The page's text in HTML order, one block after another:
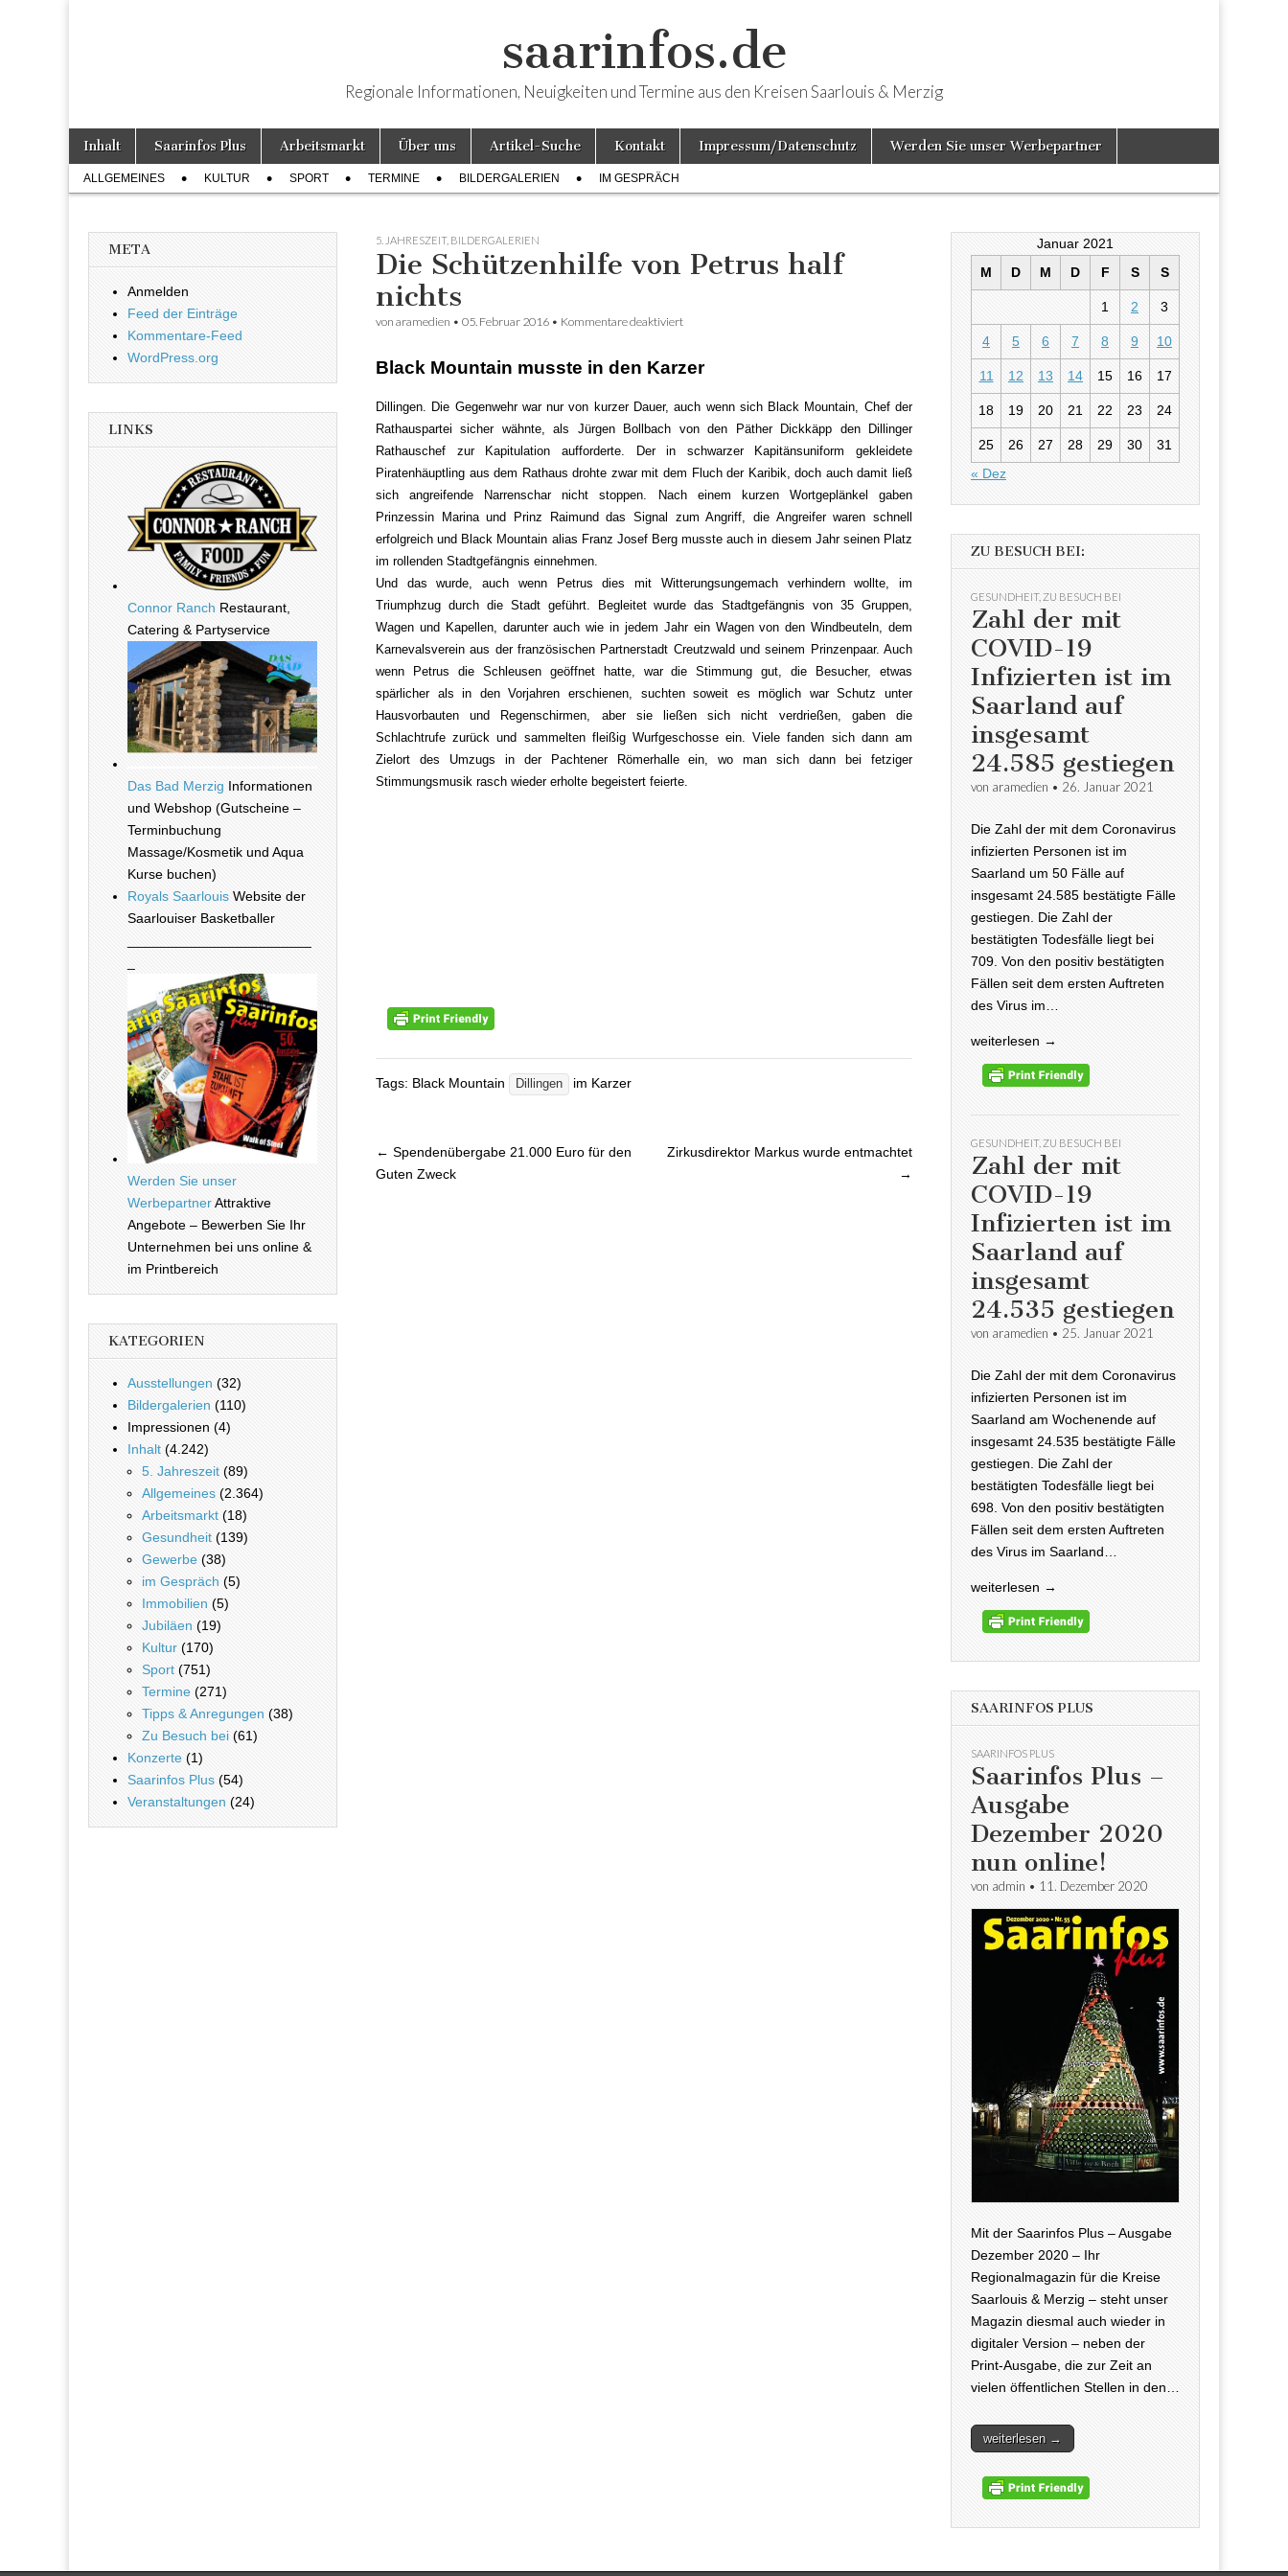
saarinfos.de
Regionale Informationen, Neuigkeiten und Termine aus den Kreisen Saarlouis & Merzig
Hauptmenü
Weiter zum Inhalt
Inhalt Saarinfos Plus Arbeitsmarkt Über uns Artikel-Suche Kontakt Impressum/Datenschutz Werden Sie unser Werbepartner
Untermenü
ALLGEMEINES KULTUR SPORT TERMINE BILDERGALERIEN IM GESPRÄCH
5. JAHRESZEIT, BILDERGALERIEN
Die Schützenhilfe von Petrus half
nichts
von aramedien • 05. Februar 2016 • Kommentare deaktiviert
Black Mountain musste in den Karzer
Dillingen. Die Gegenwehr war nur von kurzer Dauer, auch wenn sich Black Mountain, Chef der
Rathauspartei sicher wähnte, als Jürgen Bollbach von den Päther Dickkäpp den Dillinger
Rathauschef zur Kapitulation aufforderte. Der in schwarzer Kapitänsuniform gekleidete
Piratenhäuptling aus dem Rathaus drohte zwar mit dem Fluch der Karibik, doch auch damit ließ
sich angreifende Narrenschar nicht stoppen. Nach einem kurzen Wortgeplänkel gaben
Prinzessin Marina und Prinz Raimund das Signal zum Angriff, die Angreifer waren schnell
erfolgreich und Black Mountain alias Franz Josef Berg musste auch in diesem Jahr seinen Platz
im rollenden Stadtgefängnis einnehmen.
Und das wurde, auch wenn Petrus dies mit Witterungsungemach verhindern wollte, im
Triumphzug durch die Stadt geführt. Begleitet wurde das Stadtgefängnis von 35 Gruppen,
Wagen und Kapellen, darunter auch wie in jedem Jahr ein Wagen von den Windbeuteln, dem
Karnevalsverein aus der französischen Partnerstadt Creutzwald und seinem Prinzenpaar. Auch
wenn Petrus die Schleusen geöffnet hatte, war die Stimmung gut, die Besucher, etwas
spärlicher als in den Vorjahren erschienen, suchten soweit es möglich war Schutz unter
Hausvorbauten und Regenschirmen, aber sie ließen sich nicht verdrießen, gaben die
Schlachtrufe zurück und sammelten fleißig Wurfgeschosse ein. Viele fanden sich dann am
Zielort des Umzugs in der Pachtener Römerhalle ein, wo man sich dann bei fetziger
Stimmungsmusik rasch wieder erholte begeistert feierte.
Tags: Black Mountain Dillingen im Karzer
Beitragsnavigation
← Spendenübergabe 21.000 Euro für den
Guten Zweck
Zirkusdirektor Markus wurde entmachtet
→
META
Anmelden
Feed der Einträge
Kommentare-Feed
WordPress.org
LINKS
Connor Ranch Restaurant,
Catering & Partyservice
Das Bad Merzig Informationen
und Webshop (Gutscheine –
Terminbuchung
Massage/Kosmetik und Aqua
Kurse buchen)
Royals Saarlouis Website der
Saarlouiser Basketballer
Werden Sie unser
WerbepartnerAttraktive
Angebote – Bewerben Sie Ihr
Unternehmen bei uns online &
im Printbereich
KATEGORIEN
Ausstellungen (32)
Bildergalerien (110)
Impressionen (4)
Inhalt (4.242)
5. Jahreszeit (89)
Allgemeines (2.364)
Arbeitsmarkt (18)
Gesundheit (139)
Gewerbe (38)
im Gespräch (5)
Immobilien (5)
Jubiläen (19)
Kultur (170)
Sport (751)
Termine (271)
Tipps & Anregungen (38)
Zu Besuch bei (61)
Konzerte (1)
Saarinfos Plus (54)
Veranstaltungen (24)
Januar 2021
M
D M D F S S
1 2 3
4 5 6 7 8 9 10
11 12 13 14 15 16 17
18 19 20 21 22 23 24
25 26 27 28 29 30
31
« Dez
ZU BESUCH BEI:
GESUNDHEIT, ZU BESUCH BEI
Zahl der mit
COVID-19
Infizierten ist im
Saarland auf
insgesamt
24.585 gestiegen
von aramedien • 26. Januar 2021
Die Zahl der mit dem Coronavirus
infizierten Personen ist im
Saarland um 50 Fälle auf
insgesamt 24.585 bestätigte Fälle
gestiegen. Die Zahl der
bestätigten Todesfälle liegt bei
709. Von den positiv bestätigten
Fällen seit dem ersten Auftreten
des Virus im…
weiterlesen →
GESUNDHEIT, ZU BESUCH BEI
Zahl der mit
COVID-19
Infizierten ist im
Saarland auf
insgesamt
24.535 gestiegen
von aramedien • 25. Januar 2021
Die Zahl der mit dem Coronavirus
infizierten Personen ist im
Saarland am Wochenende auf
insgesamt 24.535 bestätigte Fälle
gestiegen. Die Zahl der
bestätigten Todesfälle liegt bei
698. Von den positiv bestätigten
Fällen seit dem ersten Auftreten
des Virus im Saarland…
weiterlesen →
SAARINFOS PLUS
SAARINFOS PLUS
Saarinfos Plus –
Ausgabe
Dezember 2020
nun online!
von admin • 11. Dezember 2020
Mit der Saarinfos Plus – Ausgabe
Dezember 2020 – Ihr
Regionalmagazin für die Kreise
Saarlouis & Merzig – steht unser
Magazin diesmal auch wieder in
digitaler Version – neben der
Print-Ausgabe, die zur Zeit an
vielen öffentlichen Stellen in den…
weiterlesen →